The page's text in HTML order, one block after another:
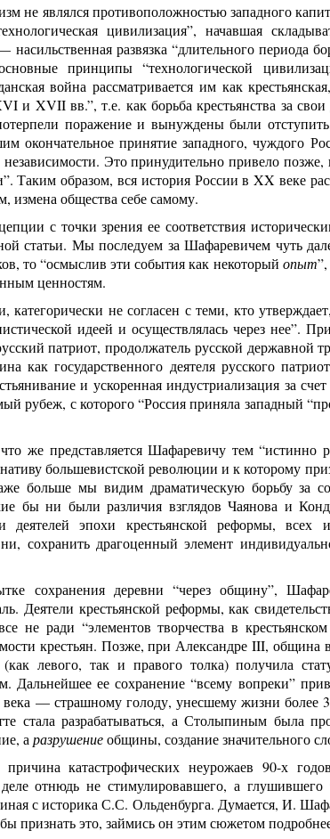
не являлся противоположностью западного
цивилизация”, начавшая
развязка “длительного периода
принципы “технологической
война рассматривается им как
и XVII вв.”, т.е. как борьба крестьянства за
поражение и вынуждены были
окончательное принятие западного, чуждого
независимости. Это принудительно привело
Таким образом, вся история России в XX веке
измена общества себе самому.
с точки зрения ее соответствия
статьи. Мы последуем за Шафаревичем чуть
то “осмыслив эти события как некоторый опыт
ценностям.
категорически не согласен с теми, кто
идеей и осуществлялась через нее”.
патриот, продолжатель русской державной
как государственного деятеля русского
и ускоренная индустриализация за
рубеж, с которого “Россия приняла западный
же представляется Шафаревичу тем “истинно
большевистской революции и к которому
больше мы видим драматическую борьбу за
бы ни были различия взглядов Чаянова и
деятелей эпохи крестьянской реформы, всех
сохранить драгоценный элемент
сохранения деревни “через общину”,
Деятели крестьянской реформы, как
не ради “элементов творчества в
крестьян. Позже, при Александре III,
левого, так и правого толка) получила
Дальнейшее ее сохранение “всему вопреки”
— страшному голоду, унесшему жизни более
стала разрабатываться, а Столыпиным была
а разрушениеобщины, создание значительного
катастрофических неурожаев 90-х
отнюдь не стимулировавшего, а глушившего
с историка С.С. Ольденбурга. Думается, И.
признать это, займись он этим сюжетом